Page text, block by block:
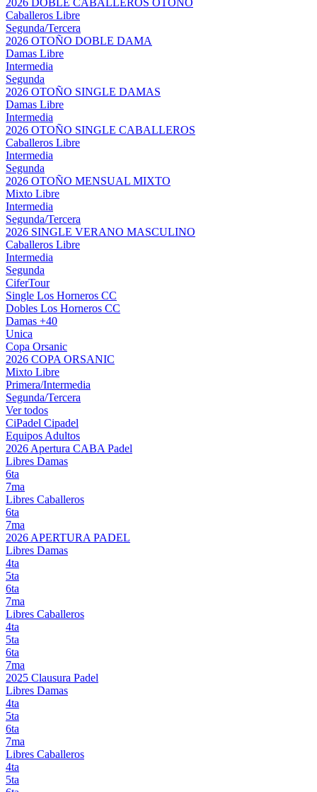
2026 DOBLE CABALLEROS OTOÑO
Caballeros Libre
Segunda/Tercera
2026 OTOÑO DOBLE DAMA
Damas Libre
Intermedia
Segunda
2026 OTOÑO SINGLE DAMAS
Damas Libre
Intermedia
2026 OTOÑO SINGLE CABALLEROS
Caballeros Libre
Intermedia
Segunda
2026 OTOÑO MENSUAL MIXTO
Mixto Libre
Intermedia
Segunda/Tercera
2026 SINGLE VERANO MASCULINO
Caballeros Libre
Intermedia
Segunda
CiferTour
Single Los Horneros CC
Dobles Los Horneros CC
Damas +40
Unica
Copa Orsanic
2026 COPA ORSANIC
Mixto Libre
Primera/Intermedia
Segunda/Tercera
Ver todos
CiPadel Cipadel
Equipos Adultos
2026 Apertura CABA Padel
Libres Damas
6ta
7ma
Libres Caballeros
6ta
7ma
2026 APERTURA PADEL
Libres Damas
4ta
5ta
6ta
7ma
Libres Caballeros
4ta
5ta
6ta
7ma
2025 Clausura Padel
Libres Damas
4ta
5ta
6ta
7ma
Libres Caballeros
4ta
5ta